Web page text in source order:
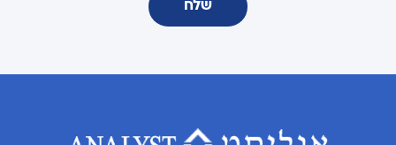
שלח